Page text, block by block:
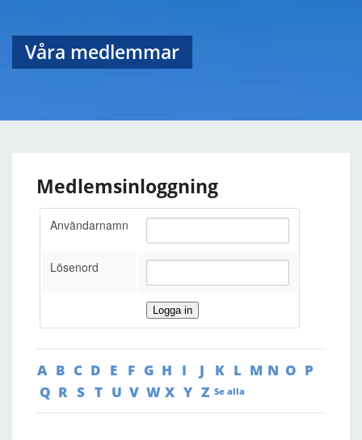
Våra medlemmar
Medlemsinloggning
Användarnamn
Lösenord
A B C D E F G H I J K L M N O P
Q R S T U V W X Y Z Se alla